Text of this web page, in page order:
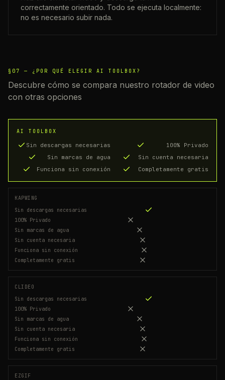
correctamente orientado. Todo se ejecuta localmente:
no es necesario subir nada.
§07 — ¿POR QUÉ ELEGIR AI TOOLBOX?
Descubre cómo se compara nuestro rotador de video
con otras opciones
AI TOOLBOX
Sin descargas necesarias
100% Privado
Sin marcas de agua
Sin cuenta necesaria
Funciona sin conexión
Completamente gratis
KAPWING
Sin descargas necesarias
100% Privado
Sin marcas de agua
Sin cuenta necesaria
Funciona sin conexión
Completamente gratis
CLIDEO
Sin descargas necesarias
100% Privado
Sin marcas de agua
Sin cuenta necesaria
Funciona sin conexión
Completamente gratis
EZGIF